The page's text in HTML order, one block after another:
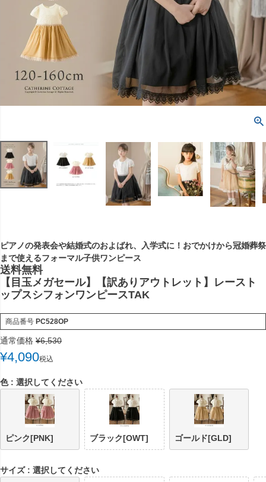
ピアノの発表会や結婚式のおよばれ、入学式に！おでかけから冠婚葬祭
まで使えるフォーマル子供ワンピース
送料無料
【目玉メガセール】【訳ありアウトレット】レースト
ップスシフォンワンピースTAK
商品番号 PC528OP
通常価格 ¥6,530
¥4,090税込
色 選択してください
ピンク[PNK] ブラック[OWT] ゴールド[GLD]
サイズ
選択してください